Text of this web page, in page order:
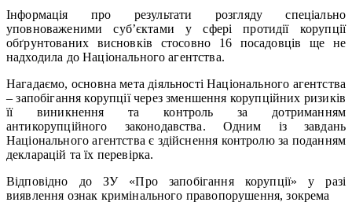
Інформація про результати розгляду спеціально
уповноваженими суб’єктами у сфері протидії корупції
обґрунтованих висновків стосовно 16 посадовців ще не
надходила до Національного агентства.
Нагадаємо, основна мета діяльності Національного агентства
– запобігання корупції через зменшення корупційних ризиків
її виникнення та контроль за дотриманням
антикорупційного законодавства. Одним із завдань
Національного агентства є здійснення контролю за поданням
декларацій та їх перевірка.
Відповідно до ЗУ «Про запобігання корупції» у разі
виявлення ознак кримінального правопорушення, зокрема